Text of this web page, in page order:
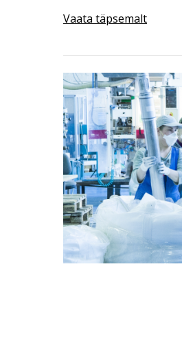
Vaata täpsemalt